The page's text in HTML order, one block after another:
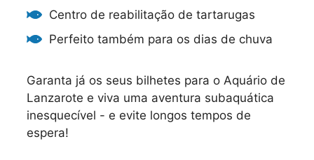
Centro de reabilitação de tartarugas
Perfeito também para os dias de chuva
Garanta já os seus bilhetes para o Aquário de
Lanzarote e viva uma aventura subaquática
inesquecível - e evite longos tempos de
espera!